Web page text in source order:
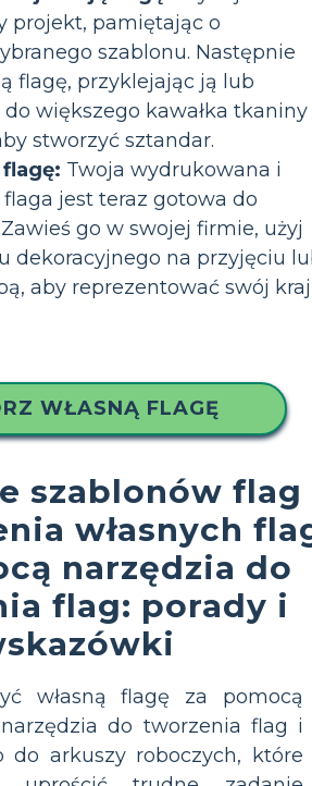
projekt, pamiętając o
szablonu. Następnie
flagę, przyklejając ją lub
większego kawałka tkaniny
stworzyć sztandar.
Twoja wydrukowana i
jest teraz gotowa do
go w swojej firmie, użyj
dekoracyjnego na przyjęciu
aby reprezentować swój kraj
WŁASNĄ FLAGĘ
szablonów flag
własnych
narzędzia do
flag: porady i
własną flagę za pomocą
do tworzenia flag i
do arkuszy roboczych, które